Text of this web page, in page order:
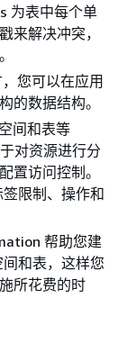
为表中每个单
来解决冲突，
您可以在应用
的数据结构。
间和表等
对资源进行分
置访问控制。
限制、操作和
帮助您建
和表，这样您
所花费的时